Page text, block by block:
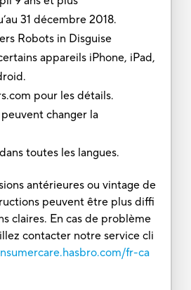
31 décembre 2018.
Robots in Disguise
appareils iPhone, iPad,
pour les détails.
peuvent changer la
toutes les langues.
antérieures ou vintage de
peuvent être plus diffi
claires. En cas de problème
contacter notre service cli
fr-ca